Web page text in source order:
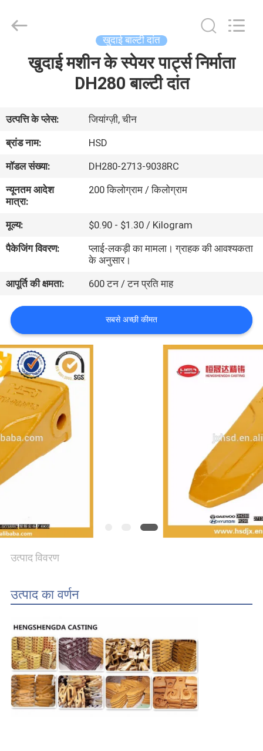
हमारे
बारे
कारखाना
भ्रमण
गुणवत्ता
संपर्क
करें
एक
उद्धरण
की
विनती
करे
PRIVACY
Spare
Parts
खुदाई बाल्टी दांत
खुदाई मशीन के स्पेयर पार्ट्स निर्माता
DH280 बाल्टी दांत
उत्पत्ति के प्लेस:
जियांग्ज़ी, चीन
ब्रांड नाम:
HSD
मॉडल संख्या:
DH280-2713-9038RC
न्यूनतम आदेश
मात्रा:
200 किलोग्राम / किलोग्राम
मूल्य:
$0.90 - $1.30 / Kilogram
पैकेजिंग विवरण:
प्लाई-लकड़ी का मामला। ग्राहक की आवश्यकता
के अनुसार।
आपूर्ति की क्षमता:
600 टन / टन प्रति माह
सबसे अच्छी कीमत
उत्पाद विवरण
उत्पाद का वर्णन